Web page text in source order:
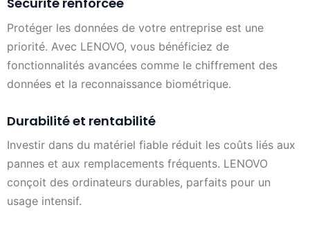
Protéger les données de votre entreprise est une
priorité. Avec LENOVO, vous bénéficiez de
fonctionnalités avancées comme le chiffrement des
données et la reconnaissance biométrique.
Durabilité et rentabilité
Investir dans du matériel fiable réduit les coûts liés aux
pannes et aux remplacements fréquents. LENOVO
conçoit des ordinateurs durables, parfaits pour un
usage intensif.